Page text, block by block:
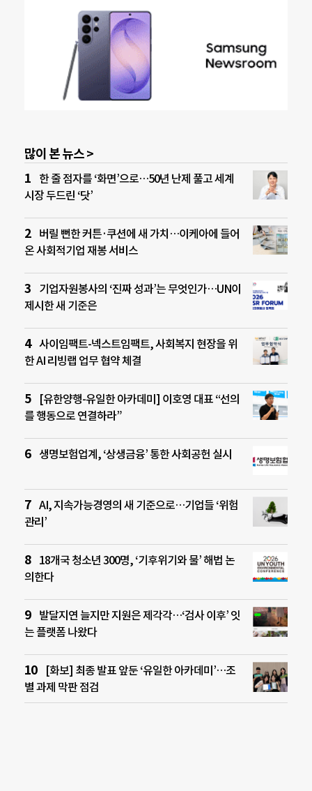
많이 본 뉴스 >
한 줄 점자를 ‘화면’으로…50년 난제 풀고 세계
시장 두드린 ‘닷’
버릴 뻔한 커튼·쿠션에 새 가치…이케아에 들어
온 사회적기업 재봉 서비스
기업자원봉사의 ‘진짜 성과’는 무엇인가…UN이
제시한 새 기준은
사이임팩트-넥스트임팩트, 사회복지 현장을 위
한 AI 리빙랩 업무 협약 체결
[유한양행-유일한 아카데미] 이호영 대표 “선의
를 행동으로 연결하라”
생명보험업계, ‘상생금융’ 통한 사회공헌 실시
AI, 지속가능경영의 새 기준으로…기업들 ‘위험
관리’
18개국 청소년 300명, ‘기후위기와 물’ 해법 논
의한다
발달지연 늘지만 지원은 제각각…‘검사 이후’ 잇
는 플랫폼 나왔다
[화보] 최종 발표 앞둔 ‘유일한 아카데미’…조
별 과제 막판 점검